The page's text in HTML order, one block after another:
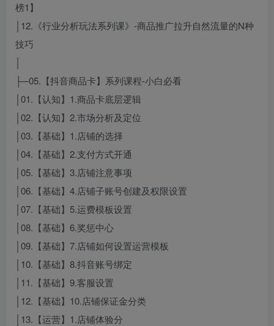
榜1】
│12.《行业分析玩法系列课》-商品推广拉升自然流量的N种
技巧
├─05.【抖音商品卡】系列课程-小白必看
│01.【认知】1.商品卡底层逻辑
│02.【认知】2.市场分析及定位
│03.【基础】1.店铺的选择
│04.【基础】2.支付方式开通
│05.【基础】3.店铺注意事项
│06.【基础】4.店铺子账号创建及权限设置
│07.【基础】5.运费模板设置
│08.【基础】6.奖惩中心
│09.【基础】7.店铺如何设置运营模板
│10.【基础】8.抖音账号绑定
│11.【基础】9.客服设置
│12.【基础】10.店铺保证金分类
│13.【运营】1.店铺体验分